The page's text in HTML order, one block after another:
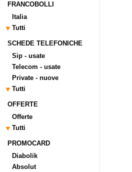
FRANCOBOLLI
Italia
Tutti
SCHEDE TELEFONICHE
Sip - usate
Telecom - usate
Private - nuove
Tutti
OFFERTE
Offerte
Tutti
PROMOCARD
Diabolik
Absolut